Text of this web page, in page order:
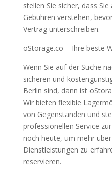
stellen Sie sicher, dass
Gebühren verstehen,
Vertrag unterschreiben.
oStorage.co – Ihre beste
Wenn Sie auf der Suche
sicheren und
Berlin sind, dann ist
Wir bieten flexible
von Gegenständen und
professionellen Service
noch heute, um mehr
Dienstleistungen zu
reservieren.